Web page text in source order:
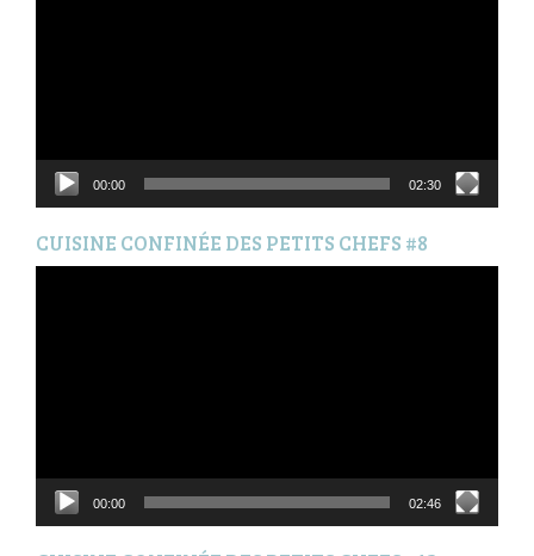
00:00 02:30
CUISINE CONFINÉE DES PETITS CHEFS #8
00:00 02:46